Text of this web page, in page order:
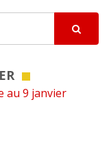
au 9 janvier